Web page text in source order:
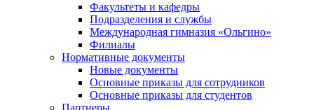
Факультеты и кафедры
Подразделения и службы
Международная гимназия «Ольгино»
Филиалы
Нормативные документы
Новые документы
Основные приказы для сотрудников
Основные приказы для студентов
Партнеры